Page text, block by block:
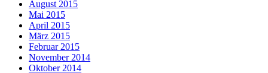
August 2015
Mai 2015
April 2015
März 2015
Februar 2015
November 2014
Oktober 2014